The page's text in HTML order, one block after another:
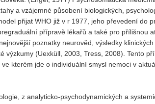
a vzájemné působení biologických,
přijat WHO již v r 1977, jeho převedení do
přípravě lékařů a také pro přílišnou
poznatky neurověd, výsledky klinických
(Uexküll, 2003, Tress, 2008). Tento
kterém jde o individuální smysl nemoci v
z analyticko-psychodynamických a